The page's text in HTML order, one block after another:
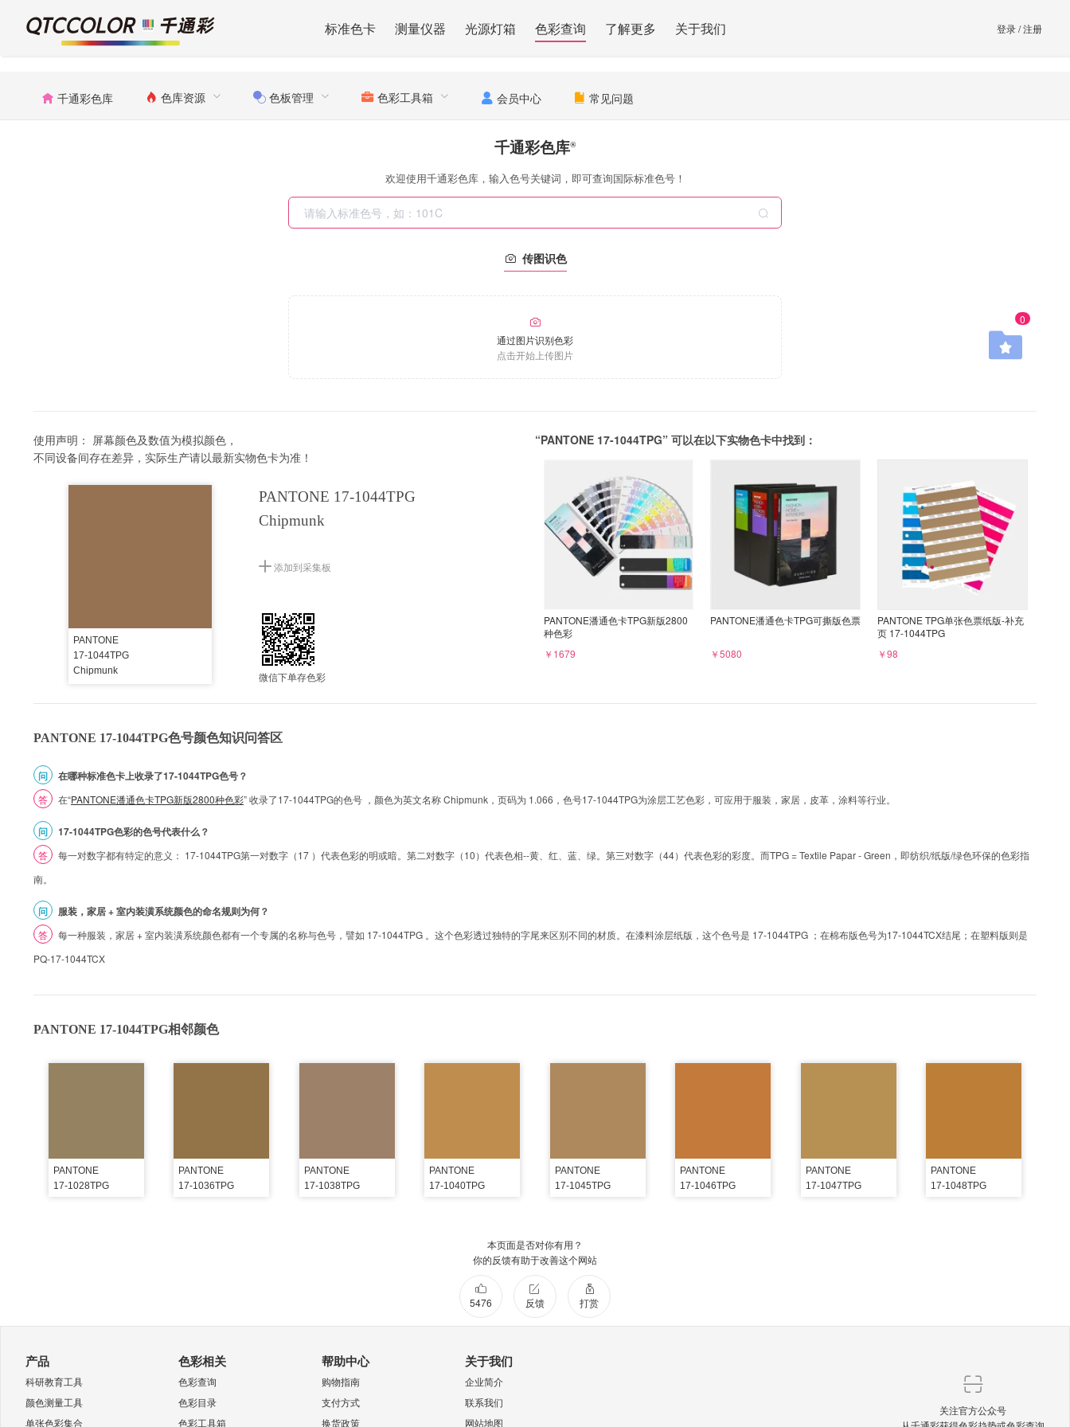
标准色卡 测量仪器 光源灯箱 色彩查询 了解更多 关于我们 登录/注册
千通彩色库 色库资源 色板管理 色彩工具箱 会员中心 常见问题
0
千通彩色库®
欢迎使用千通彩色库，输入色号关键词，即可查询国际标准色号！
传图识色
通过图片识别色彩
点击开始上传图片
使用声明： 屏幕颜色及数值为模拟颜色，
不同设备间存在差异，实际生产请以最新实物色卡为准！
PANTONE
17-1044TPG
Chipmunk
PANTONE 17-1044TPG
Chipmunk
添加到采集板
微信下单存色彩
“PANTONE 17-1044TPG” 可以在以下实物色卡中找到：
PANTONE潘通色卡TPG新版2800
种色彩
￥1679
PANTONE潘通色卡TPG可撕版色票
￥5080
PANTONE TPG单张色票纸版-补充
页 17-1044TPG
￥98
PANTONE 17-1044TPG色号颜色知识问答区
问 在哪种标准色卡上收录了17-1044TPG色号？
答 在“PANTONE潘通色卡TPG新版2800种色彩” 收录了17-1044TPG的色号 ，颜色为英文名称 Chipmunk，页码为 1.066，色号17-1044TPG为涂层工艺色彩，可应用于服装，家居，皮革，涂料等行业。
问 17-1044TPG色彩的色号代表什么？
答
每一对数字都有特定的意义： 17-1044TPG第一对数字（17 ）代表色彩的明或暗。第二对数字（10）代表色相--黄、红、蓝、绿。第三对数字（44）代表色彩的彩度。而TPG = Textile Papar - Green，即纺织/纸版/绿色环保的色彩指
南。
问 服装，家居 + 室内装潢系统颜色的命名规则为何？
答
每一种服装，家居 + 室内装潢系统颜色都有一个专属的名称与色号，譬如 17-1044TPG 。这个色彩透过独特的字尾来区别不同的材质。在漆料涂层纸版，这个色号是 17-1044TPG ；在棉布版色号为17-1044TCX结尾；在塑料版则是
PQ-17-1044TCX
PANTONE 17-1044TPG相邻颜色
PANTONE
17-1028TPG
PANTONE
17-1036TPG
PANTONE
17-1038TPG
PANTONE
17-1040TPG
PANTONE
17-1045TPG
PANTONE
17-1046TPG
PANTONE
17-1047TPG
PANTONE
17-1048TPG
本页面是否对你有用？
你的反馈有助于改善这个网站
5476 反馈 打赏
产品
科研教育工具
颜色测量工具
单张色彩集合
色彩相关
色彩查询
色彩目录
色彩工具箱
帮助中心
购物指南
支付方式
换货政策
关于我们
企业简介
联系我们
网站地图
关注官方公众号